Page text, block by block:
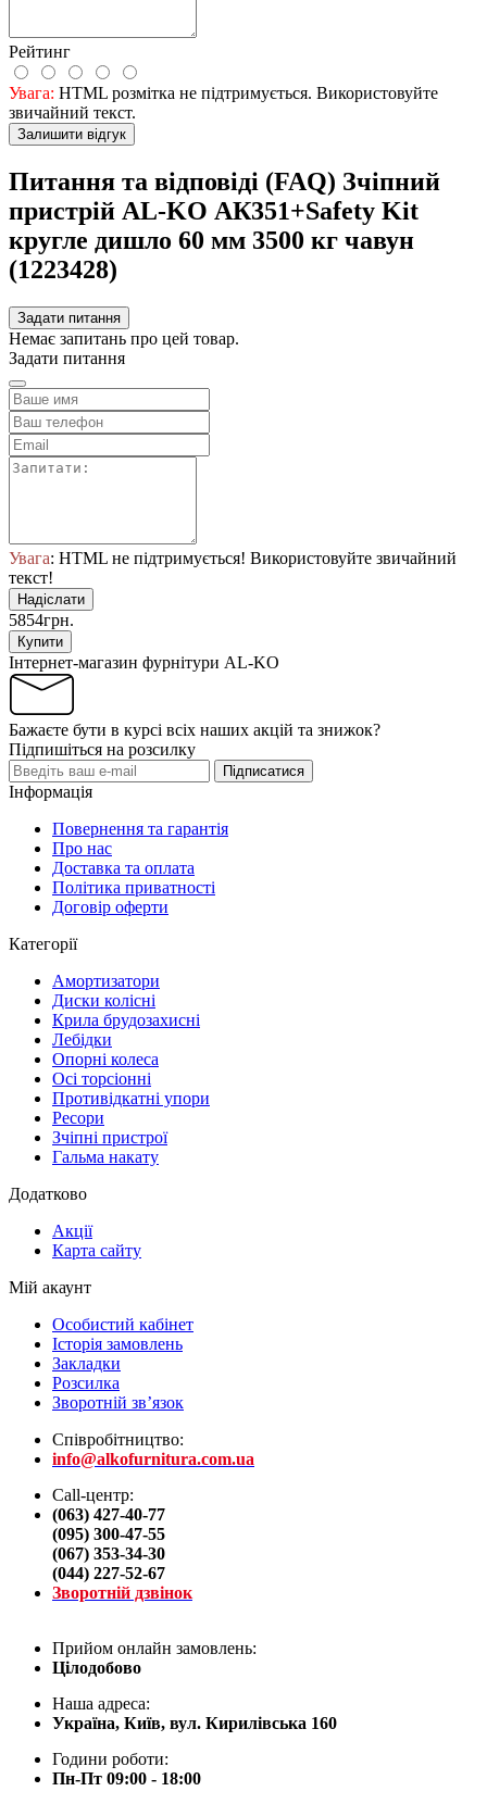
Рейтинг
Увага: HTML розмітка не підтримується. Використовуйте
звичайний текст.
Залишити відгук
Питання та відповіді (FAQ) Зчіпний
пристрій AL-KO АК351+Safety Kit
кругле дишло 60 мм 3500 кг чавун
(1223428)
Задати питання
Немає запитань про цей товар.
Задати питання
Увага: HTML не підтримується! Використовуйте звичайний
текст!
Надіслати
5854грн.
Купити
Інтернет-магазин фурнітури AL-KO
Бажаєте бути в курсі всіх наших акцій та знижок?
Підпишіться на розсилку
Підписатися
Інформація
Повернення та гарантія
Про нас
Доставка та оплата
Політика приватності
Договір оферти
Категорії
Амортизатори
Диски колісні
Крила брудозахисні
Лебідки
Опорні колеса
Осі торсіонні
Противідкатні упори
Ресори
Зчіпні пристрої
Гальма накату
Додатково
Акції
Карта сайту
Мій акаунт
Особистий кабінет
Історія замовлень
Закладки
Розсилка
Зворотній зв’язок
Співробітництво:
info@alkofurnitura.com.ua
Call-центр:
(063) 427-40-77
(095) 300-47-55
(067) 353-34-30
(044) 227-52-67
Зворотній дзвінок
Прийом онлайн замовлень:
Цілодобово
Наша адреса:
Україна, Київ, вул. Кирилівська 160
Години роботи:
Пн-Пт 09:00 - 18:00